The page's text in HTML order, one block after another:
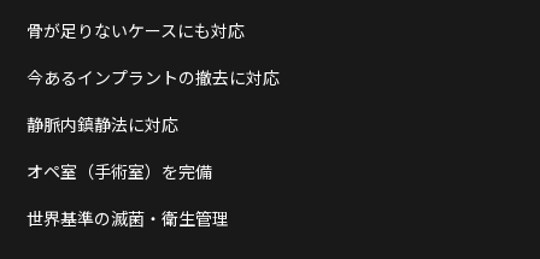
骨が足りないケースにも対応
今あるインプラントの撤去に対応
静脈内鎮静法に対応
オペ室（手術室）を完備
世界基準の滅菌・衛生管理